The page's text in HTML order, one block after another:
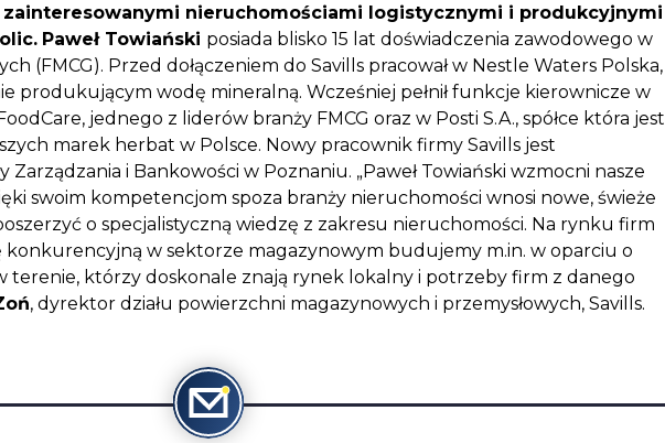
zainteresowanymi nieruchomościami logistycznymi i produkcyjnymi
Paweł Towiański posiada blisko 15 lat doświadczenia zawodowego w
(FMCG). Przed dołączeniem do Savills pracował w Nestle Waters Polska,
produkującym wodę mineralną. Wcześniej pełnił funkcje kierownicze w
jednego z liderów branży FMCG oraz w Posti S.A., spółce która jest
marek herbat w Polsce. Nowy pracownik firmy Savills jest
Zarządzania i Bankowości w Poznaniu. „Paweł Towiański wzmocni nasze
swoim kompetencjom spoza branży nieruchomości wnosi nowe, świeże
o specjalistyczną wiedzę z zakresu nieruchomości. Na rynku firm
konkurencyjną w sektorze magazynowym budujemy m.in. w oparciu o
terenie, którzy doskonale znają rynek lokalny i potrzeby firm z danego
, dyrektor działu powierzchni magazynowych i przemysłowych, Savills.